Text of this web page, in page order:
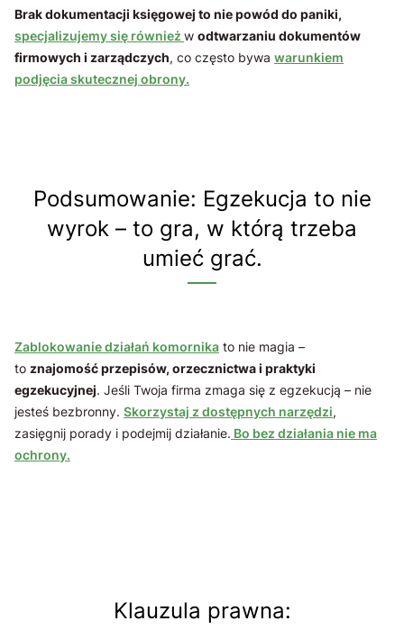
Brak dokumentacji księgowej to nie powód do paniki,
specjalizujemy się również w odtwarzaniu dokumentów
firmowych i zarządczych, co często bywa warunkiem
podjęcia skutecznej obrony.
Podsumowanie: Egzekucja to nie
wyrok – to gra, w którą trzeba
umieć grać.
Zablokowanie działań komornika to nie magia –
to znajomość przepisów, orzecznictwa i praktyki
egzekucyjnej. Jeśli Twoja firma zmaga się z egzekucją – nie
jesteś bezbronny. Skorzystaj z dostępnych narzędzi,
zasięgnij porady i podejmij działanie. Bo bez działania nie ma
ochrony.
Klauzula prawna: